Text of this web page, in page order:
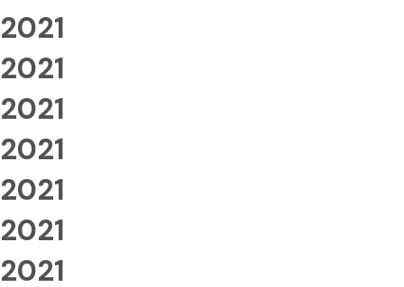
2021
2021
2021
2021
2021
2021
2021